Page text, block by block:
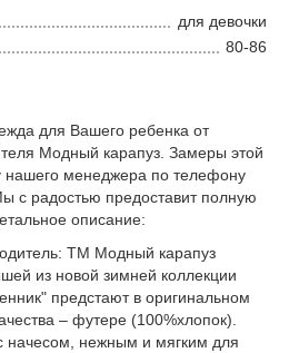
для девочки
80-86
для Вашего ребенка от
Модный карапуз. Замеры этой
нашего менеджера по телефону
с радостью предоставит полную
описание:
ТМ Модный карапуз
из новой зимней коллекции
предстают в оригинальном
– футере (100%хлопок).
начесом, нежным и мягким для